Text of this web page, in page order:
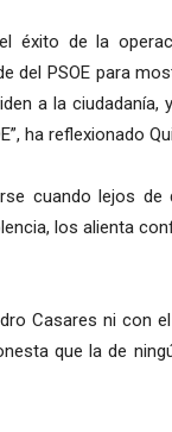
éxito de la
del PSOE para
a la ciudadanía,
ha reflexionado
cuando lejos de
los alienta
Casares ni con el
que la de